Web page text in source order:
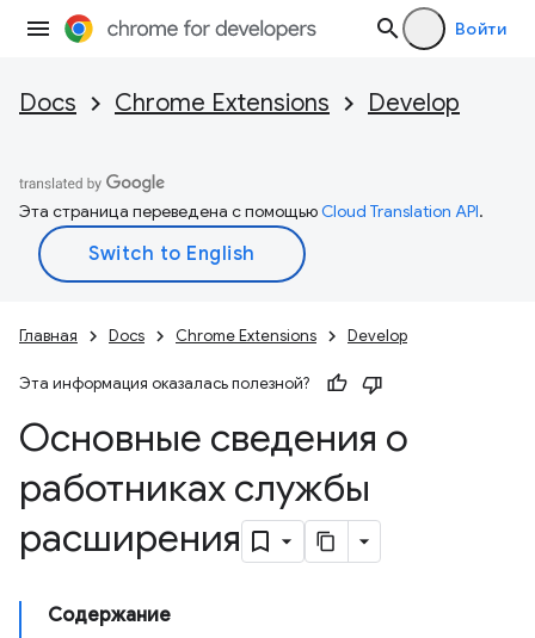
Войти
Docs Chrome Extensions Develop
Эта страница переведена с помощьюCloud Translation API.
Главная Docs Chrome Extensions Develop
Эта информация оказалась полезной?
Основные сведения о
работниках службы
расширения
Содержание